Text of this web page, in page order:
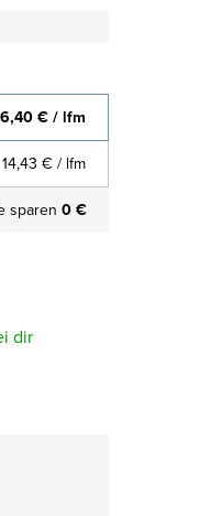
€/ lfm
14,43 € / lfm
sparen 0 €